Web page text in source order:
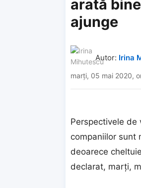
arată
ajunge
Autor: Irina
marți, 05 mai 2020,
Perspectivele
companiilor sunt
deoarece
declarat, marţi,